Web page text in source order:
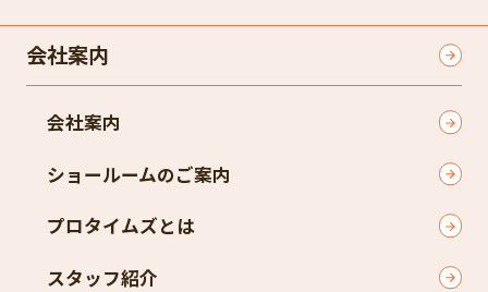
会社案内
会社案内
ショールームのご案内
プロタイムズとは
スタッフ紹介